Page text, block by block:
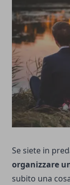
Se siete in
organizzare
subito una